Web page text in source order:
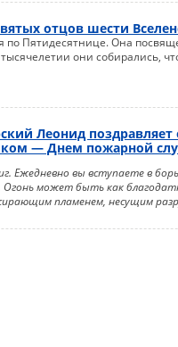
отцов шести
по Пятидесятнице. Она
они собирались,
Леонид поздравляет
— Днем пожарной
Ежедневно вы вступаете в
Огонь может быть как
пламенем, несущим